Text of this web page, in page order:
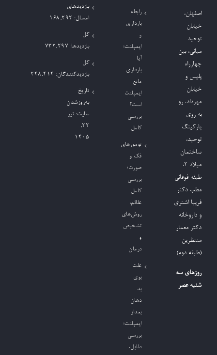
اصفهان،
خیابان
توحید
میانی، بین
چهارراه
پلیس و
خیابان
مهرداد، رو
به روی
پارکینگ
توحید،
ساختمان
میلاد ٢،
طبقه فوقانی
مطب دکتر
فریبا اشتری
و داروخانه
دکتر معمار
منتظرین
(طبقه دوم)
روزهای سه
شنبه عصر
رابطه
بارداری
و
ایمپلنت؛
آیا
بارداری
مانع
ایمپلنت
است؟
بررسی
کامل
تومورهای
فک و
صورت؛
بررسی
کامل
علائم،
روش‌های
تشخیص
و
درمان
علت
بوی
بد
دهان
بعداز
ایمپلنت؛
بررسی
دلایل،
بازدیدهای
امسال: 168,292
کل
بازدیدها: 732,297
کل
بازدیدکنند‌گان: 248,414
تاریخ
به‌روزشدن
سایت: تیر
۲۲,
۱۴۰۵